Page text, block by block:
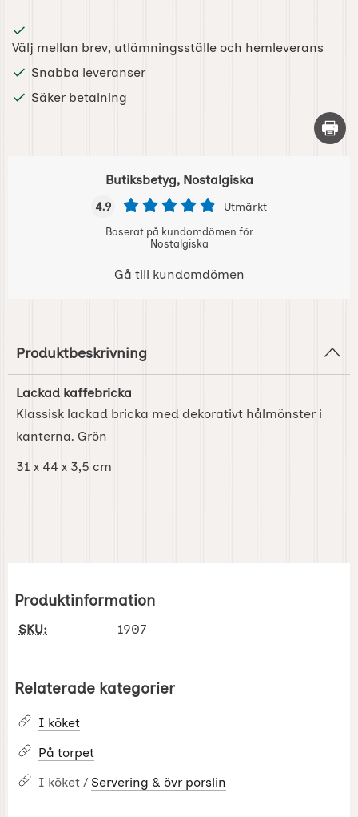
Välj mellan brev, utlämningsställe och hemleverans
Snabba leveranser
Säker betalning
Skriv
Butiksbetyg, Nostalgiska
4.9 Utmärkt
Baserat på kundomdömen för
Nostalgiska
Gå till kundomdömen
Produktbeskrivning
Lackad kaffebricka
Klassisk lackad bricka med dekorativt hålmönster i
kanterna. Grön
31 x 44 x 3,5 cm
Produktinformation
SKU: 1907
Relaterade kategorier
I köket
På torpet
I köket / Servering & övr porslin